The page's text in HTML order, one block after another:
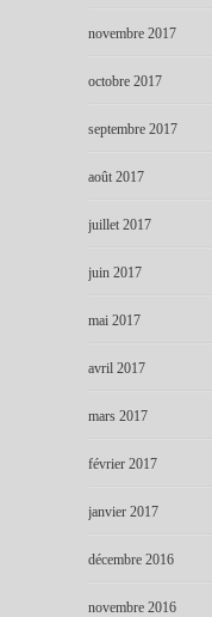
novembre 2017
octobre 2017
septembre 2017
août 2017
juillet 2017
juin 2017
mai 2017
avril 2017
mars 2017
février 2017
janvier 2017
décembre 2016
novembre 2016